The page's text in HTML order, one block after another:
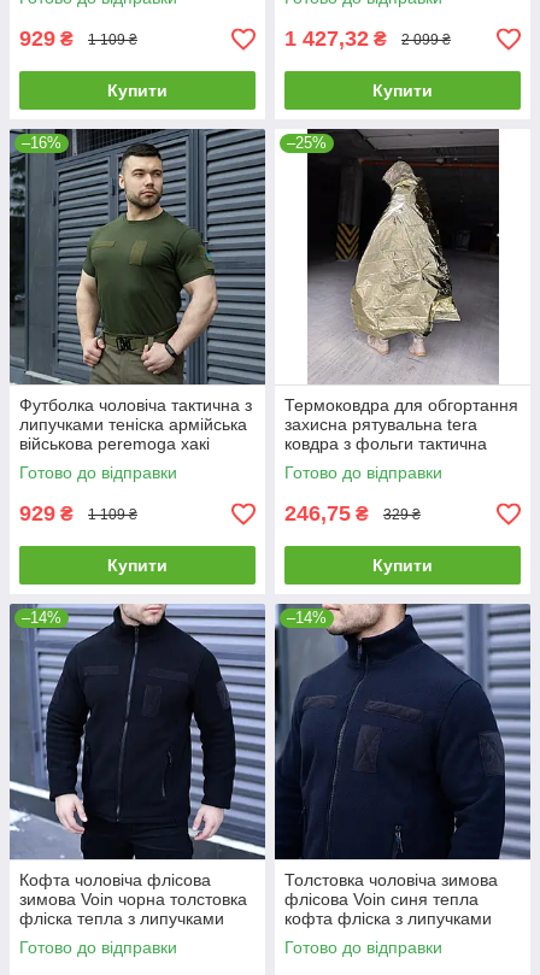
929 ₴ 1 109 ₴
Купити
1 427,32 ₴ 2 099 ₴
Купити
–16%
Футболка чоловіча тактична з
липучками теніска армійська
військова peremoga хакі
Готово до відправки
929 ₴ 1 109 ₴
Купити
–25%
Термоковдра для обгортання
захисна рятувальна tera
ковдра з фольги тактична
військова армійська
Готово до відправки
246,75 ₴ 329 ₴
Купити
–14%
Кофта чоловіча флісова
зимова Voin чорна толстовка
фліска тепла з липучками
Готово до відправки
–14%
Толстовка чоловіча зимова
флісова Voin синя тепла
кофта фліска з липучками
Готово до відправки